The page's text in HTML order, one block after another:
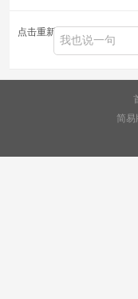
点击重新加载
简易